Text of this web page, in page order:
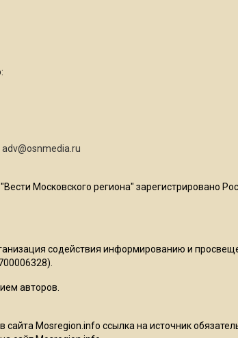
adv@osnmedia.ru
Московского региона" зарегистрировано
содействия информированию и
авторов.
Mosregion.info ссылка на источник